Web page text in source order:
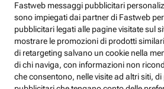
Fastweb messaggi pubblicitari
sono impiegati dai partner di Fastweb
pubblicitari legati alle pagine visitate sul
mostrare le promozioni di prodotti
di retargeting salvano un cookie nella
di chi naviga, con informazioni non
che consentono, nelle visite ad altri siti,